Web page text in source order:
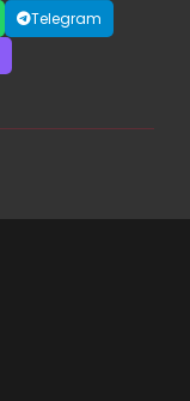
Telegram